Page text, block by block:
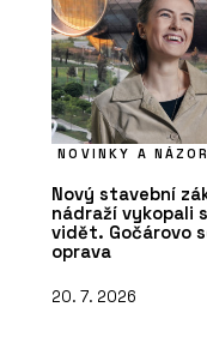
NOVINKY A
Nový stavební
nádraží vykopali
vidět. Gočárovo
oprava
20. 7. 2026